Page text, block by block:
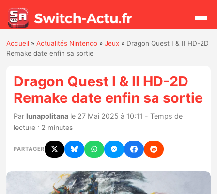
Actualités
Jeux
Hardware
Chiffres de ventes
Accueil »Actualités Nintendo »Jeux » Dragon Quest I & II HD-2D
Remake date enfin sa sortie
Dragon Quest I & II HD-2D
Remake date enfin sa sortie
Par lunapolitana le 27 Mai 2025 à 10:11 - Temps de
lecture : 2 minutes
PARTAGER